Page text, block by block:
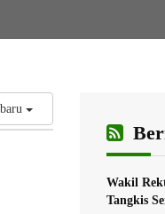
Wakil
Tangkis